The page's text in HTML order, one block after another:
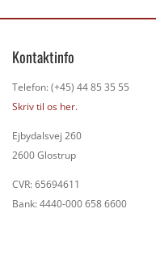
Kontaktinfo
Telefon: (+45) 44 85 35 55
Skriv til os her.
Ejbydalsvej 260
2600 Glostrup
CVR: 65694611
Bank: 4440-000 658 6600